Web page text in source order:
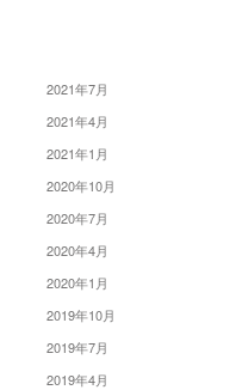
2021年7月
2021年4月
2021年1月
2020年10月
2020年7月
2020年4月
2020年1月
2019年10月
2019年7月
2019年4月